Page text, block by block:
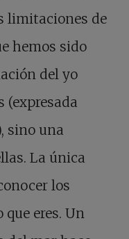
limitaciones de
hemos sido
del yo
(expresada
sino una
La única
los
eres. Un